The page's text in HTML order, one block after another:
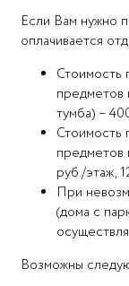
Если Вам нужно
оплачивается
Стоимость
предметов
тумба) –
Стоимость
предметов
руб./этаж,
При
(дома с
Возможны